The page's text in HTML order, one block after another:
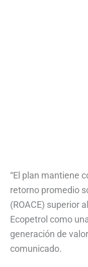
“El plan mantiene
retorno promedio
(ROACE) superior
Ecopetrol como
generación de
comunicado.